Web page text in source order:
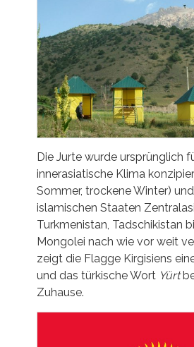
Die Jurte wurde ursprünglich
innerasiatische Klima
Sommer, trockene Winter)
islamischen Staaten
Turkmenistan, Tadschikistan
Mongolei nach wie vor weit
zeigt die Flagge Kirgisiens
und das türkische Wort Yürt
Zuhause.